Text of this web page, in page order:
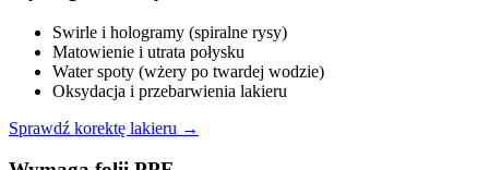
Swirle i hologramy (spiralne rysy)
Matowienie i utrata połysku
Water spoty (wżery po twardej wodzie)
Oksydacja i przebarwienia lakieru
Sprawdź korektę lakieru →